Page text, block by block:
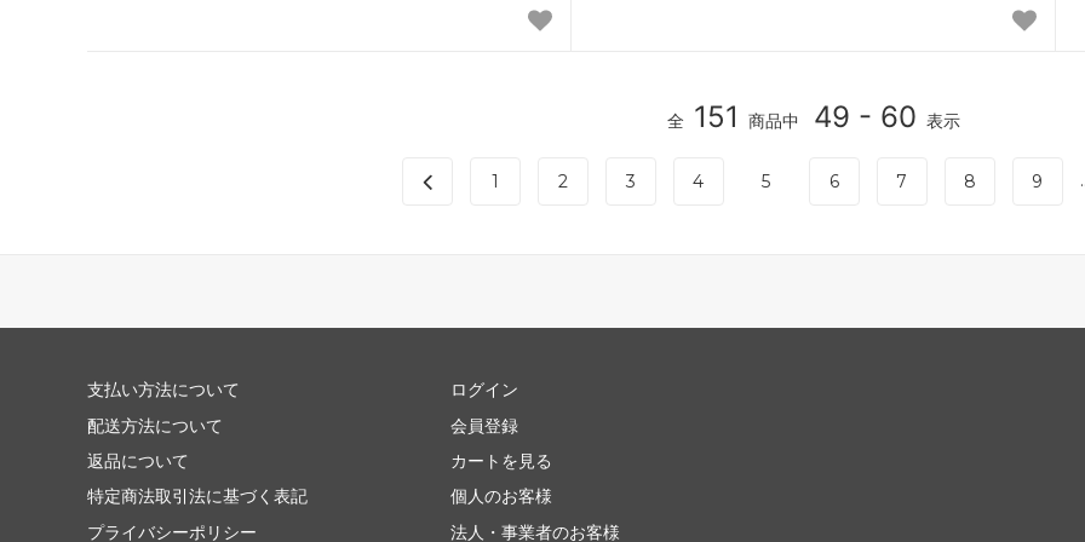
全 151 商品中 49 - 60 表示
1 2 3 4 5 6 7 8 9
支払い方法について
配送方法について
返品について
特定商法取引法に基づく表記
プライバシーポリシー
ログイン
会員登録
カートを見る
個人のお客様
法人・事業者のお客様